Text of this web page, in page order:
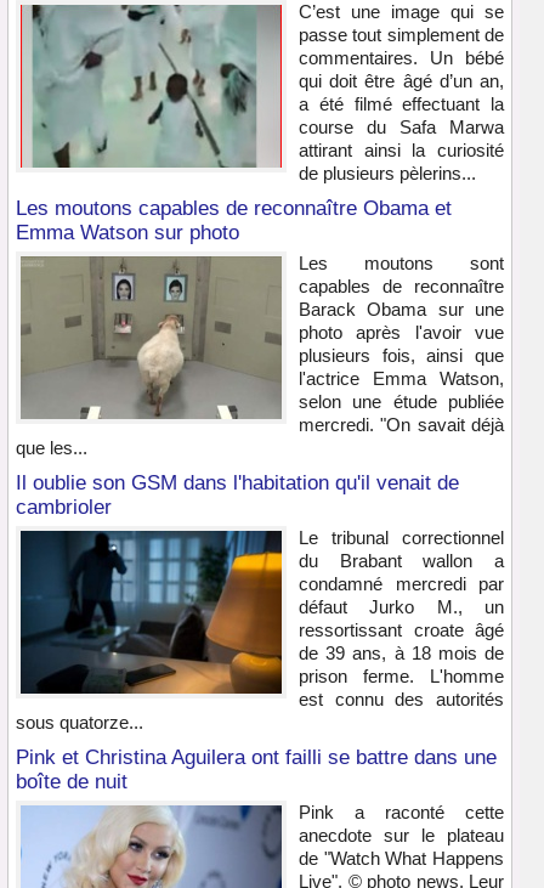
C’est une image qui se
passe tout simplement de
commentaires. Un bébé
qui doit être âgé d’un an,
a été filmé effectuant la
course du Safa Marwa
attirant ainsi la curiosité
de plusieurs pèlerins...
Les moutons capables de reconnaître Obama et
Emma Watson sur photo
Les moutons sont
capables de reconnaître
Barack Obama sur une
photo après l'avoir vue
plusieurs fois, ainsi que
l'actrice Emma Watson,
selon une étude publiée
mercredi. "On savait déjà
que les...
Il oublie son GSM dans l'habitation qu'il venait de
cambrioler
Le tribunal correctionnel
du Brabant wallon a
condamné mercredi par
défaut Jurko M., un
ressortissant croate âgé
de 39 ans, à 18 mois de
prison ferme. L'homme
est connu des autorités
sous quatorze...
Pink et Christina Aguilera ont failli se battre dans une
boîte de nuit
Pink a raconté cette
anecdote sur le plateau
de "Watch What Happens
Live". © photo news. Leur